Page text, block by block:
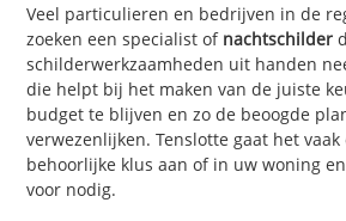
Veel particulieren en bedrijven in de
zoeken een specialist of nachtschilder
schilderwerkzaamheden uit handen
die helpt bij het maken van de juiste
budget te blijven en zo de beoogde
verwezenlijken. Tenslotte gaat het vaak
behoorlijke klus aan of in uw woning
voor nodig.